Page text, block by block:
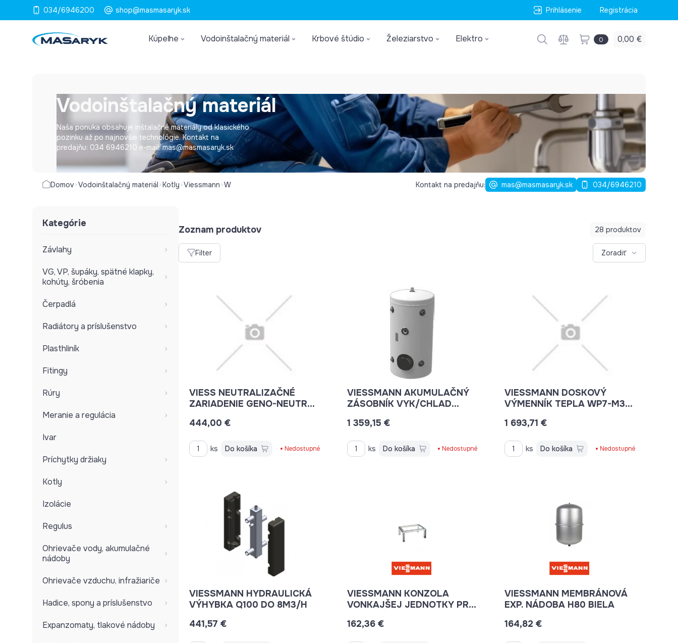
034/6946200 shop@masmasaryk.sk Prihlásenie Registrácia
Kúpeľne Vodoinštalačný materiál Krbové štúdio Železiarstvo Elektro 0 0,00 €
Vodoinštalačný materiál
Naša ponuka obsahuje inštalačné materiály od klasického
pozinku až po najnovšie technológie. Kontakt na
predajňu: 034 6946210 e-mail: mas@masmasaryk.sk
Domov Vodoinštalačný materiál Kotly Viessmann W Kontakt na predajňu: mas@masmasaryk.sk 034/6946210
Kategórie
Závlahy
VG, VP, šupáky, spätné klapky,
kohúty, šróbenia
Čerpadlá
Radiátory a príslušenstvo
Plasthliník
Fitingy
Rúry
Meranie a regulácia
Ivar
Príchytky držiaky
Kotly
Izolácie
Regulus
Ohrievače vody, akumulačné
nádoby
Ohrievače vzduchu, infražiariče
Hadice, spony a príslušenstvo
Expanzomaty, tlakové nádoby
Zoznam produktov 28 produktov
Filter Zoradiť
VIESS NEUTRALIZAČNÉ
ZARIADENIE GENO-NEUTRA
444,00 €
ks Do košíka Nedostupné
VIESSMANN AKUMULAČNÝ
ZÁSOBNÍK VYK/CHLAD
1/4"
1 359,15 €
ks Do košíka Nedostupné
VIESSMANN DOSKOVÝ
VÝMENNÍK TEPLA WP7-M30
1 693,71 €
ks Do košíka Nedostupné
VIESSMANN HYDRAULICKÁ
VÝHYBKA Q100 DO 8M3/H
441,57 €
VIESSMANN KONZOLA
VONKAJŠEJ JEDNOTKY PRE
162,36 €
VIESSMANN MEMBRÁNOVÁ
EXP. NÁDOBA H80 BIELA
164,82 €